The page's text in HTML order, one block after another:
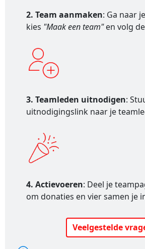
2. Team aanmaken: Ga naar
kies "Maak een team"en volg
3. Teamleden uitnodigen:
uitnodigingslink naar je
4. Actievoeren: Deel je
om donaties en vier samen je
Veelgestelde